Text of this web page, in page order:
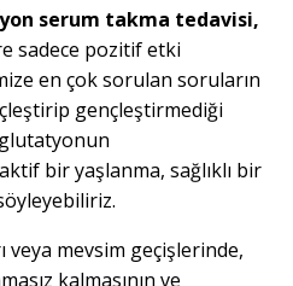
serum takma tedavisi,
sadece pozitif etki
en çok sorulan soruların
gençleştirmediği
bir yaşlanma, sağlıklı bir
veya mevsim geçişlerinde,
kalmasının ve